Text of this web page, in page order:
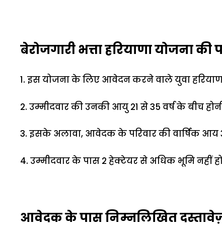
बेरोजगारी भत्ता हरियाणा योजना
1. इस योजना के लिए आवेदन करने वाले युवा
2. उम्मीदवार की उनकी आयु 21 से 35 वर्ष के बीच
3. इसके अलावा, आवेदक के परिवार की वार्षिक आय
4. उम्मीदवार के पास 2 हेक्टेयर से अधिक भूमि नहीं
आवेदक के पास निम्नलिखित